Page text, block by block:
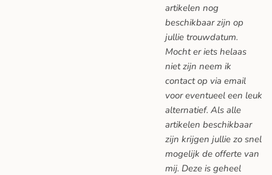
artikelen nog
beschikbaar zijn op
jullie trouwdatum.
Mocht er iets helaas
niet zijn neem ik
contact op via email
voor eventueel een leuk
alternatief. Als alle
artikelen beschikbaar
zijn krijgen jullie zo snel
mogelijk de offerte van
mij. Deze is geheel